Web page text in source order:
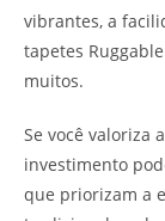
vibrantes, a
tapetes
muitos.
Se você valoriza
investimento
que priorizam a